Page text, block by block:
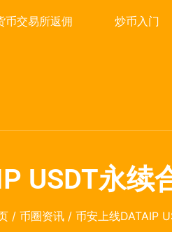
币交易所返佣 炒币入门
USDT永
/ 币圈资讯 / 币安上线DATAIP